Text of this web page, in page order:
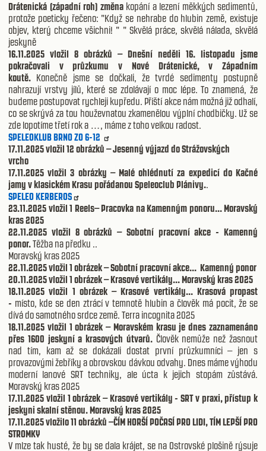
Drátenická (západní roh) změna kopání a lezení měkkých sedimentů,
protože poeticky řečeno: "Když se nehrabe do hlubin země, existuje
objev, který chceme všichni! " " Skvělá práce, skvělá nálada, skvělá
jeskyně
16.11.2025 vložil 8 obrázků – Dnešní neděli 16. listopadu jsme
pokračovali v průzkumu v Nové Drátenické, v Západním
koutě. Konečně jsme se dočkali, že tvrdé sedimenty postupně
nahrazují vrstvy jílů, které se zdolávají o moc lépe. To znamená, že
budeme postupovat rychleji kupředu. Příští akce nám možná již odhalí,
co se skrývá za tou houževnatou zkamenělou výplní chodbičky. Už se
zde lopotíme třetí rok a …, máme z toho velkou radost.
SPELEOKLUB BRNO ZO 6-12
17.11.2025 vložil 12 obrázků – Jesenný výjazd do Strážovských
vrcho
17.11.2025 vložil 3 obrázky – Malé ohlédnutí za expedicí do Kačné
jamy v klasickém Krasu pořádanou Speleoclub Plánivy..
SPELEO KERBEROS
23.11.2025 vložil 1 Reels– Pracovka na Kamenným ponoru... Moravský
kras 2025
22.11.2025 vložil 8 obrázků – Sobotní pracovní akce - Kamenný
ponor.Těžba na předku ..
Moravský kras 2025
22.11.2025 vložil 1 obrázek – Sobotní pracovní akce... Kamenný ponor
20.11.2025 vložil 1 obrázek – Krasové vertikály... Moravský kras 2025
18.11.2025 vložil 1 obrázek – Krasové vertikály... Krasová propast
- místo, kde se den ztrácí v temnotě hlubin a člověk má pocit, že se
dívá do samotného srdce země. Terra incognita 2025
18.11.2025 vložil 1 obrázek – Moravském krasu je dnes zaznamenáno
přes 1600 jeskyní a krasových útvarů. Člověk nemůže než žasnout
nad tím, kam až se dokázali dostat první průzkumníci – jen s
provazovými žebříky a obrovskou dávkou odvahy. Dnes máme výhodu
moderní lanové SRT techniky, ale úcta k jejich stopám zůstává.
Moravský kras 2025
17.11.2025 vložil 1 obrázek – Krasové vertikály - SRT v praxi, přístup k
jeskyni skalní stěnou. Moravský kras 2025
17.11.2025 vložilo 11 obrázků –ČÍM HORŠÍ POČASÍ PRO LIDI, TÍM LEPŠÍ PRO
STROMKY
V mlze tak husté, že by se dala krájet, se na Ostrovské plošině rýsuje